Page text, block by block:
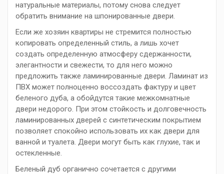
натуральные материалы, потому снова следует
обратить внимание на шпонированные двери.
Если же хозяин квартиры не стремится полностью
копировать определенный стиль, а лишь хочет
создать определенную атмосферу сдержанности,
элегантности и свежести, то для него можно
предложить также ламинированные двери. Ламинат из
ПВХ может полноценно воссоздать фактуру и цвет
беленого дуба, а обойдутся такие межкомнатные
двери недорого. При этом стойкость и долговечность
ламинированных дверей с синтетическим покрытием
позволяет спокойно использовать их как двери для
ванной и туалета. Двери могут быть как глухие, так и
остекленные.
Беленый дуб органично сочетается с другими